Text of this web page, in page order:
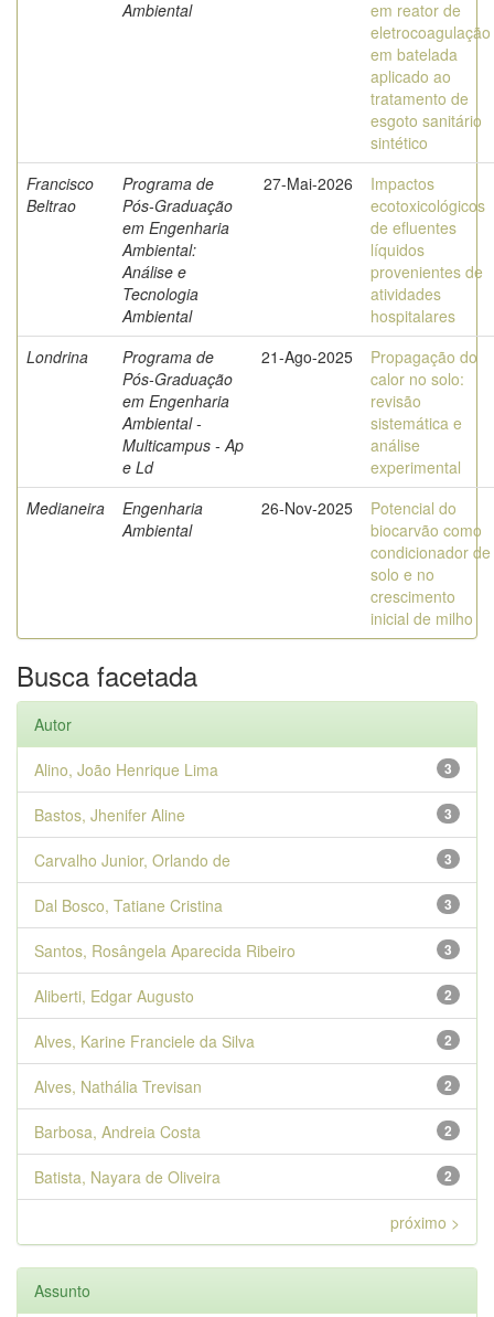
Ambiental
em reator de
eletrocoagulação
em batelada
aplicado ao
tratamento de
esgoto sanitário
sintético
Francisco
Beltrao
Programa de
Pós-Graduação
em Engenharia
Ambiental:
Análise e
Tecnologia
Ambiental
27-Mai-2026
Impactos
ecotoxicológicos
de efluentes
líquidos
provenientes de
atividades
hospitalares
Londrina
Programa de
Pós-Graduação
em Engenharia
Ambiental -
Multicampus - Ap
e Ld
21-Ago-2025
Propagação do
calor no solo:
revisão
sistemática e
análise
experimental
Medianeira
Engenharia
Ambiental
26-Nov-2025
Potencial do
biocarvão como
condicionador de
solo e no
crescimento
inicial de milho
Busca facetada
Autor
3
Alino, João Henrique Lima
3
Bastos, Jhenifer Aline
3
Carvalho Junior, Orlando de
3
Dal Bosco, Tatiane Cristina
3
Santos, Rosângela Aparecida Ribeiro
2
Aliberti, Edgar Augusto
2
Alves, Karine Franciele da Silva
2
Alves, Nathália Trevisan
2
Barbosa, Andreia Costa
2
Batista, Nayara de Oliveira
próximo >
Assunto